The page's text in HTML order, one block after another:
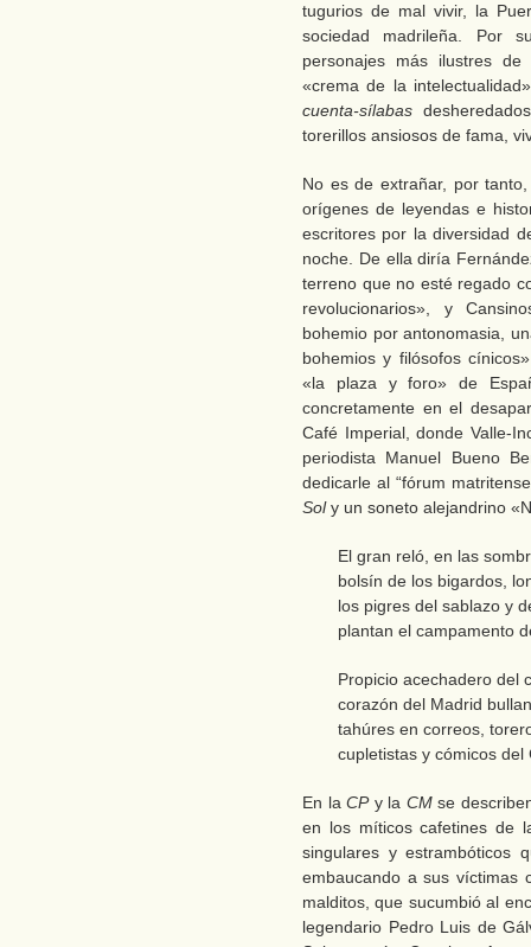
tugurios de mal vivir, la
sociedad madrileña. Por
personajes más ilustres
«crema de la
cuenta-sílabas
torerillos ansiosos de fama,
No es de extrañar, por
orígenes de leyendas e
escritores por la diversidad
noche. De ella diría
terreno que no esté regado
revolucionarios», y
bohemio por antonomasia,
bohemios y filósofos
«la plaza y foro» de
concretamente en el
Café Imperial, donde Valle-
periodista Manuel Bueno
dedicarle al “fórum
Soly un soneto alejandrino
El gran reló, en las
bolsín de los bigardos,
los pigres del sablazo y
plantan el campamento
Propicio acechadero del
corazón del Madrid
tahúres en correos,
cupletistas y cómicos del
En laCPy la CMse
en los míticos cafetines de
singulares y estrambóticos
embaucando a sus víctimas
malditos, que sucumbió al
legendario Pedro Luis de